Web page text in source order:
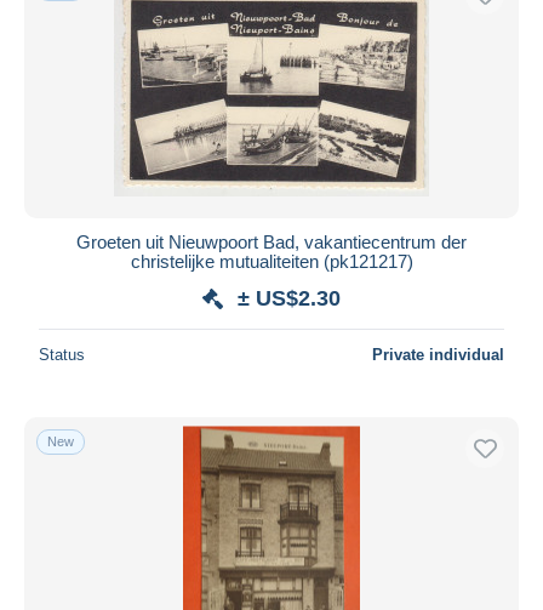
Groeten uit Nieuwpoort Bad, vakantiecentrum der
christelijke mutualiteiten (pk121217)
± US$2.30
Status Private individual
New